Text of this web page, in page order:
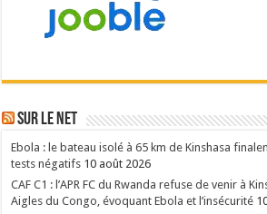
Sur le NET
Ebola : le bateau isolé à 65 km de Kinshasa
tests négatifs 10 août 2026
CAF C1 : l’APR FC du Rwanda refuse de venir à
Aigles du Congo, évoquant Ebola et l’insécurité